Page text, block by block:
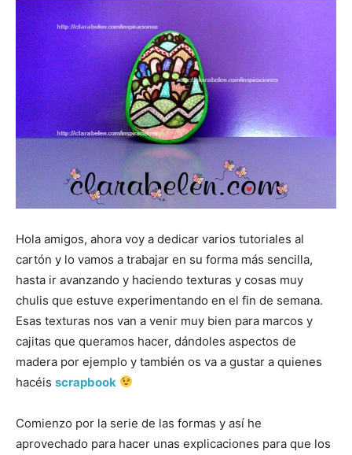
Hola amigos, ahora voy a dedicar varios tutoriales al
cartón y lo vamos a trabajar en su forma más sencilla,
hasta ir avanzando y haciendo texturas y cosas muy
chulis que estuve experimentando en el fin de semana.
Esas texturas nos van a venir muy bien para marcos y
cajitas que queramos hacer, dándoles aspectos de
madera por ejemplo y también os va a gustar a quienes
hacéis scrapbook
Comienzo por la serie de las formas y así he
aprovechado para hacer unas explicaciones para que los